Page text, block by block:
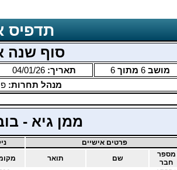
תדפיס
סוף שנה
מושב6 מתוך6 תאריך:04/01/26
מנהל תחרות:
ממן גיא -
פרטים אישיים
מספר
חבר
שם תואר